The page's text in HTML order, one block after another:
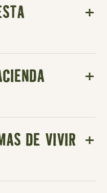
DE VIVIR